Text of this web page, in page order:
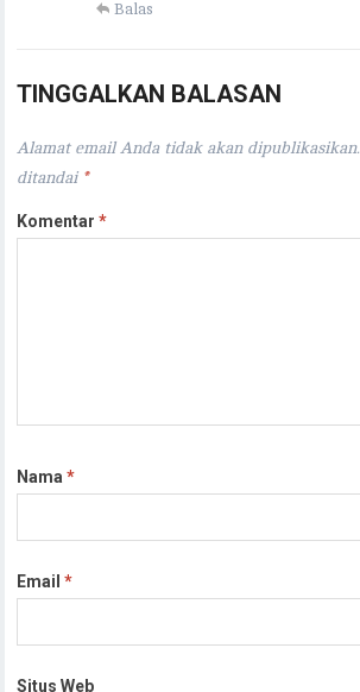
Balas
TINGGALKAN BALASAN
Alamat email Anda tidak akan dipublikasikan.
ditandai *
Komentar*
Nama*
Email*
Situs Web